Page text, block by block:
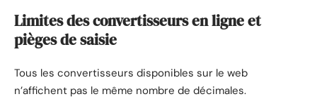
Limites des convertisseurs en ligne et
pièges de saisie
Tous les convertisseurs disponibles sur le web
n’affichent pas le même nombre de décimales.